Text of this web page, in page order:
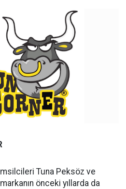
Tuna Peksöz ve
önceki yıllarda da